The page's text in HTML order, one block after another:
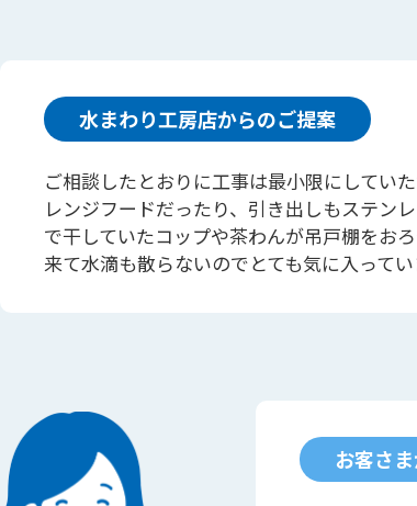
水まわり工房店からのご提案
ご相談したとおりに工事は最小限にしてい
レンジフードだったり、引き出しもステン
で干していたコップや茶わんが吊戸棚をお
来て水滴も散らないのでとても気に入ってい
お客さ